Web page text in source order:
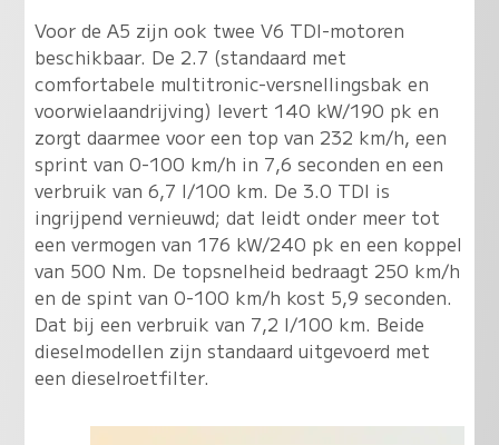
Voor de A5 zijn ook twee V6 TDI-motoren
beschikbaar. De 2.7 (standaard met
comfortabele multitronic-versnellingsbak en
voorwielaandrijving) levert 140 kW/190 pk en
zorgt daarmee voor een top van 232 km/h, een
sprint van 0-100 km/h in 7,6 seconden en een
verbruik van 6,7 l/100 km. De 3.0 TDI is
ingrijpend vernieuwd; dat leidt onder meer tot
een vermogen van 176 kW/240 pk en een koppel
van 500 Nm. De topsnelheid bedraagt 250 km/h
en de spint van 0-100 km/h kost 5,9 seconden.
Dat bij een verbruik van 7,2 l/100 km. Beide
dieselmodellen zijn standaard uitgevoerd met
een dieselroetfilter.